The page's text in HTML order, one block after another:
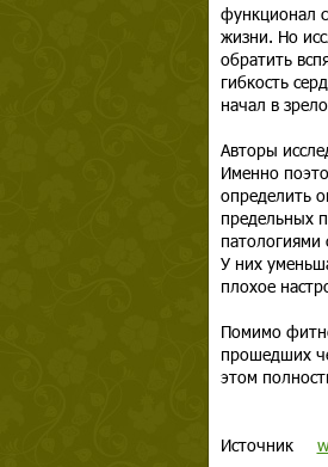
функционал
жизни. Но
обратить
гибкость
начал в
Авторы
Именно
определить
предельных
патологиями
У них
плохое
Помимо
прошедших
этом
Источник